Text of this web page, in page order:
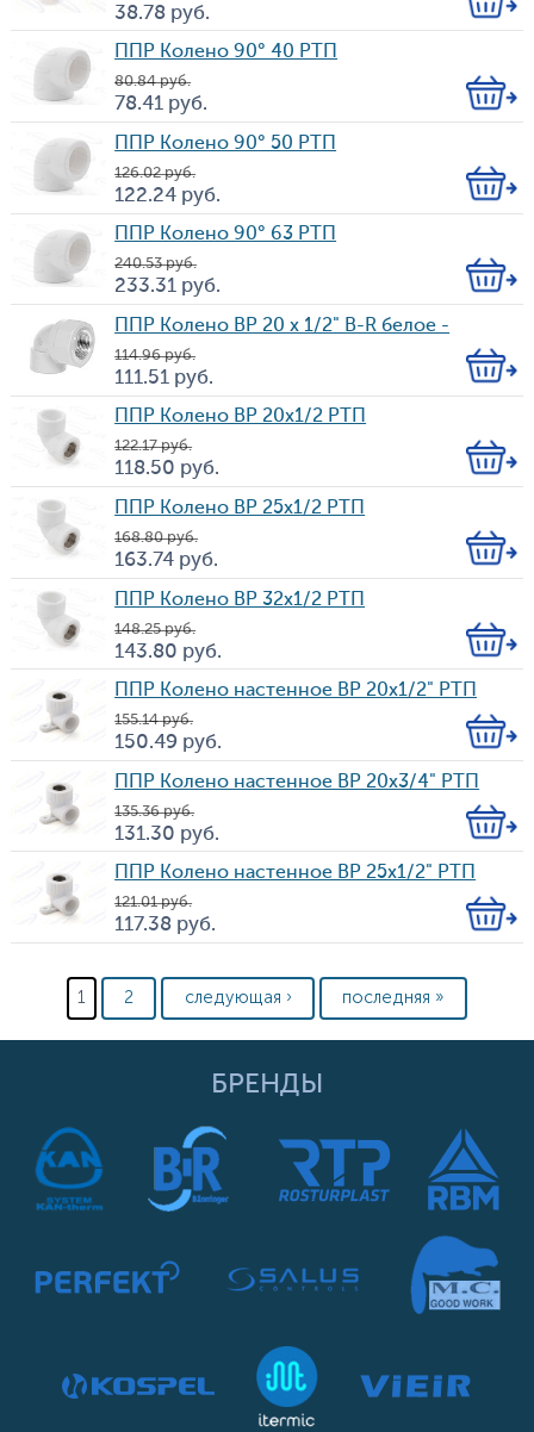
Цена
38.78 руб.
Кол-
во
ППР Колено 90° 40 РТП
Цена
80.84 руб.
78.41 руб.
Кол-
во
ППР Колено 90° 50 РТП
Цена
126.02 руб.
122.24 руб.
Кол-
во
ППР Колено 90° 63 РТП
Цена
240.53 руб.
233.31 руб.
Кол-
во
ППР Колено BP 20 х 1/2" B-R белое -
Цена
114.96 руб.
111.51 руб.
Кол-
во
ППР Колено ВР 20х1/2 РТП
Цена
122.17 руб.
118.50 руб.
Кол-
во
ППР Колено ВР 25х1/2 РТП
Цена
168.80 руб.
163.74 руб.
Кол-
во
ППР Колено ВР 32х1/2 РТП
Цена
148.25 руб.
143.80 руб.
Кол-
во
ППР Колено настенное ВР 20х1/2" РТП
Цена
155.14 руб.
150.49 руб.
Кол-
во
ППР Колено настенное ВР 20х3/4" РТП
Цена
135.36 руб.
131.30 руб.
Кол-
во
ППР Колено настенное ВР 25х1/2" РТП
Цена
121.01 руб.
117.38 руб.
Кол-
во
1 2 следующая › последняя »
БРЕНДЫ